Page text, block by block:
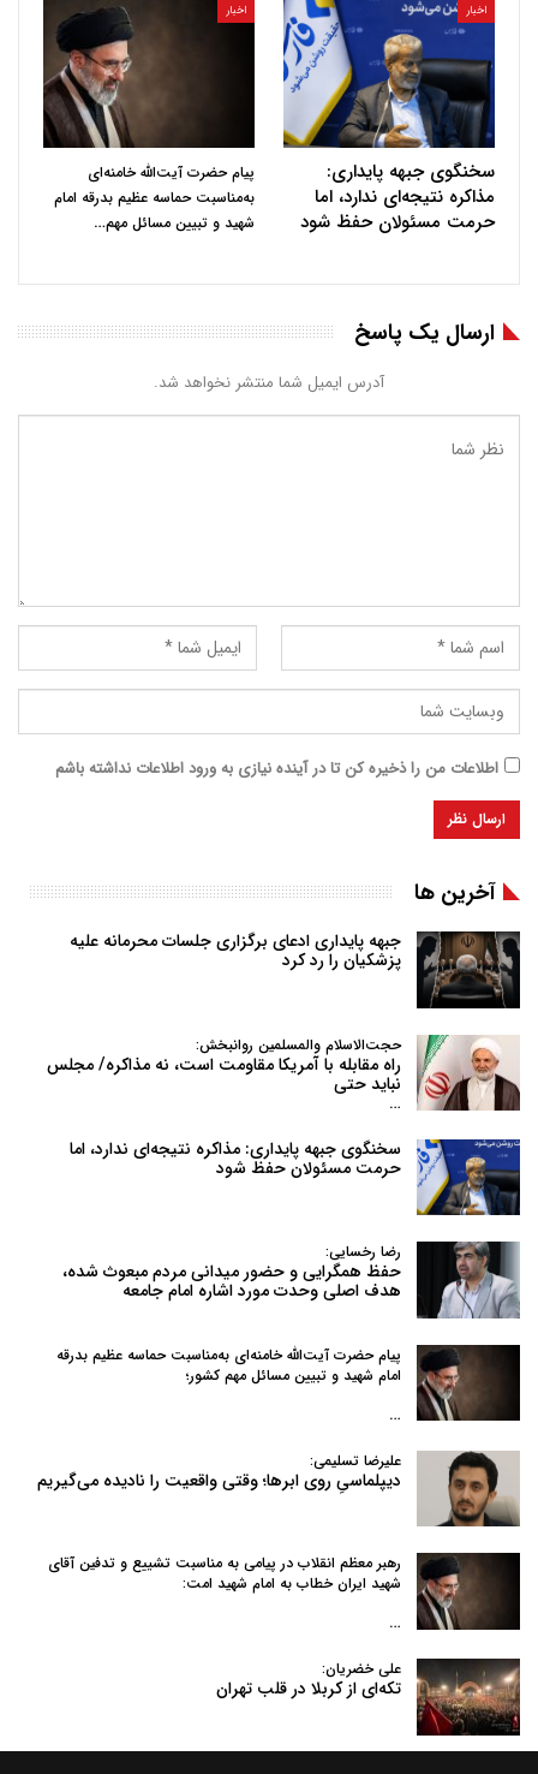
اخبار
سخنگوی جبهه پایداری:
مذاکره نتیجه‌ای ندارد، اما
حرمت مسئولان حفظ شود
اخبار
پیام حضرت آیت‌الله خامنه‌ای
به‌مناسبت حماسه عظیم بدرقه امام
شهید و تبیین مسائل مهم…
ارسال یک پاسخ
آدرس ایمیل شما منتشر نخواهد شد.
اطلاعات من را ذخیره کن تا در آینده نیازی به ورود اطلاعات نداشته باشم
آخرین ها
جبهه پایداری ادعای برگزاری جلسات محرمانه علیه
پزشکیان را رد کرد
حجت‌الاسلام والمسلمین روانبخش:
راه مقابله با آمریکا مقاومت است، نه مذاکره/ مجلس
نباید حتی
…
سخنگوی جبهه پایداری: مذاکره نتیجه‌ای ندارد، اما
حرمت مسئولان حفظ شود
رضا رخسایی:
حفظ همگرایی و حضور میدانی مردم مبعوث شده،
هدف اصلی وحدت مورد اشاره امام جامعه
پیام حضرت آیت‌الله خامنه‌ای به‌مناسبت حماسه عظیم بدرقه
امام شهید و تبیین مسائل مهم کشور؛
…
علیرضا تسلیمی:
دیپلماسیِ روی ابرها؛ وقتی واقعیت را نادیده می‌گیریم
رهبر معظم انقلاب در پیامی به‌ مناسبت تشییع و تدفین آقای
شهید ایران خطاب به امام شهید امت:
…
علی خضریان:
تکه‌ای از کربلا در قلب تهران